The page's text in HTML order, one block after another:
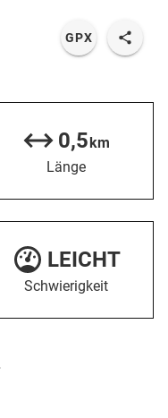
GPX
0,5km
Länge
LEICHT
Schwierigkeit